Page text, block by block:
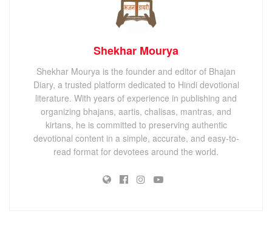
Shekhar Mourya
Shekhar Mourya is the founder and editor of Bhajan
Diary, a trusted platform dedicated to Hindi devotional
literature. With years of experience in publishing and
organizing bhajans, aartis, chalisas, mantras, and
kirtans, he is committed to preserving authentic
devotional content in a simple, accurate, and easy-to-
read format for devotees around the world.